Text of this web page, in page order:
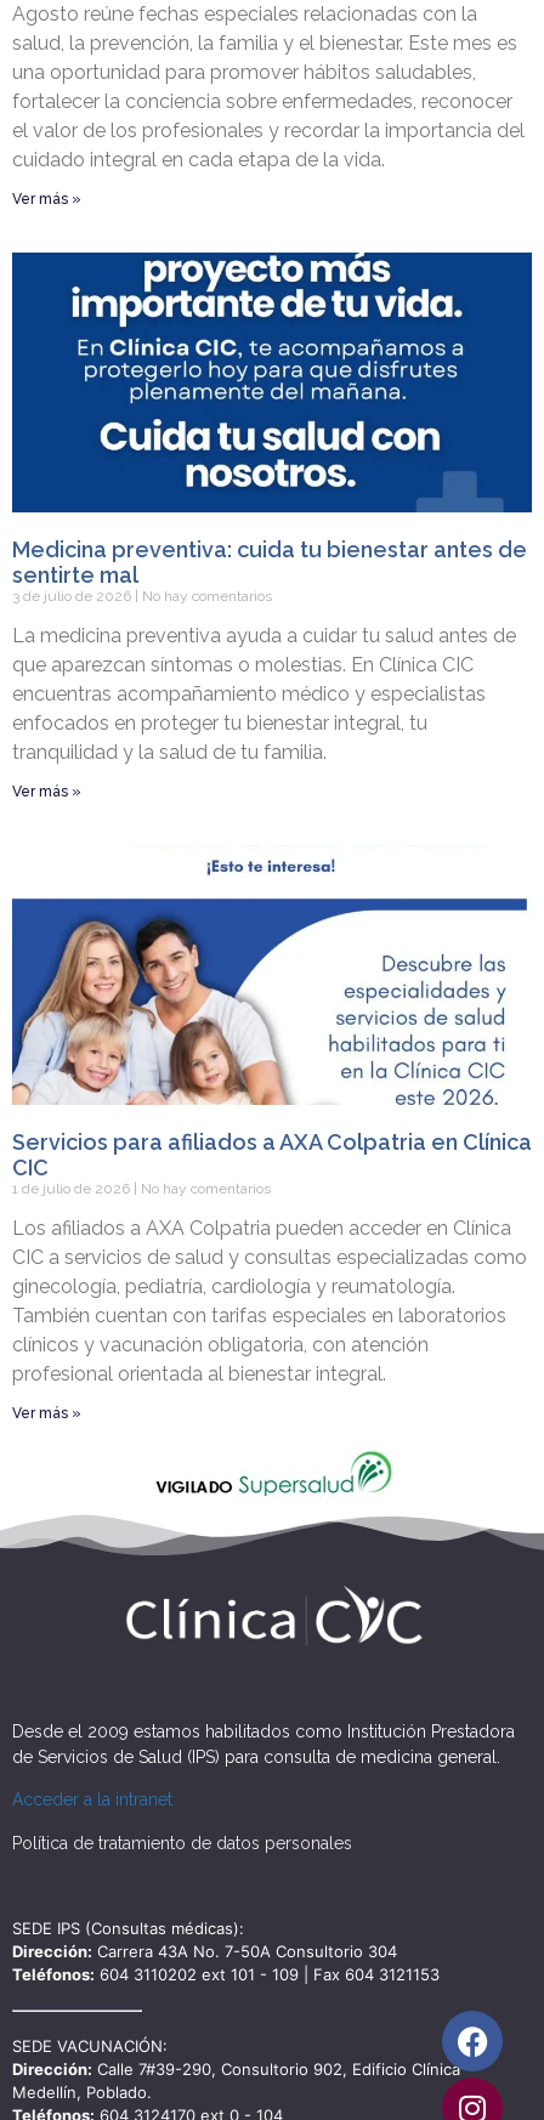
Agosto reúne fechas especiales relacionadas con la
salud, la prevención, la familia y el bienestar. Este mes es
una oportunidad para promover hábitos saludables,
fortalecer la conciencia sobre enfermedades, reconocer
el valor de los profesionales y recordar la importancia del
cuidado integral en cada etapa de la vida.
Ver más »
Medicina preventiva: cuida tu bienestar antes de
sentirte mal
3 de julio de 2026 No hay comentarios
La medicina preventiva ayuda a cuidar tu salud antes de
que aparezcan síntomas o molestias. En Clínica CIC
encuentras acompañamiento médico y especialistas
enfocados en proteger tu bienestar integral, tu
tranquilidad y la salud de tu familia.
Ver más »
Servicios para afiliados a AXA Colpatria en Clínica
CIC
1 de julio de 2026 No hay comentarios
Los afiliados a AXA Colpatria pueden acceder en Clínica
CIC a servicios de salud y consultas especializadas como
ginecología, pediatría, cardiología y reumatología.
También cuentan con tarifas especiales en laboratorios
clínicos y vacunación obligatoria, con atención
profesional orientada al bienestar integral.
Ver más »
Desde el 2009 estamos habilitados como Institución Prestadora
de Servicios de Salud (IPS) para consulta de medicina general.
Acceder a la intranet
Política de tratamiento de datos personales
SEDE IPS (Consultas médicas):
Dirección: Carrera 43A No. 7-50A Consultorio 304
Teléfonos: 604 3110202 ext 101 - 109 | Fax 604 3121153
SEDE VACUNACIÓN:
Dirección: Calle 7#39-290, Consultorio 902, Edificio Clínica
Medellín, Poblado.
Teléfonos: 604 3124170 ext 0 - 104